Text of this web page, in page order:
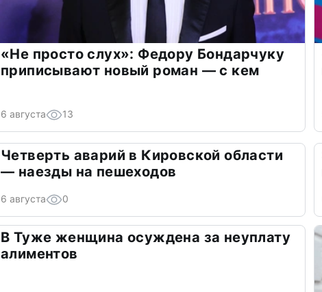
«Не просто слух»: Федору Бондарчуку
приписывают новый роман — с кем
6 августа 13
Четверть аварий в Кировской области
— наезды на пешеходов
6 августа 0
В Туже женщина осуждена за неуплату
алиментов